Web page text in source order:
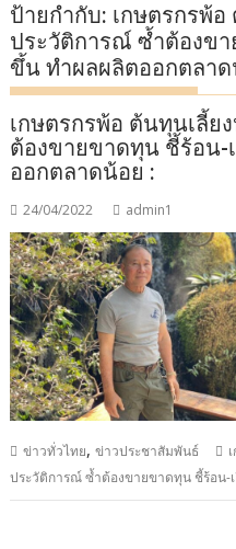
ป้ายกำกับ: เกษตรกรพ้อ
ประวัติการณ์ ซ้ำต้องข
ขึ้น ทำผลผลิตออกตลาด
เกษตรกรพ้อ ต้นทุนเลี้ย
ต้องขายขาดทุน ชี้ร้อน-
ออกตลาดน้อย :
24/04/2022 admin1
ข่าวทั่วไทย,ข่าวประชาสัมพันธ์
ประวัติการณ์ ซ้ำต้องขายขาดทุน ชี้ร้อน-